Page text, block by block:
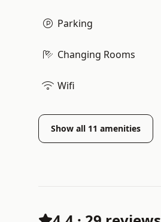
Parking
Changing Rooms
Wifi
Show all 11 amenities